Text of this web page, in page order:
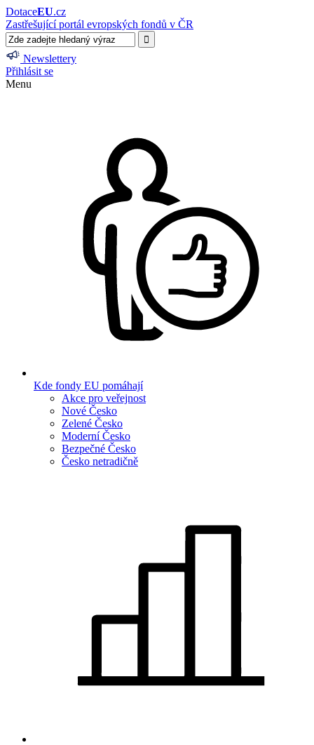
DotaceEU.cz
Zastřešující portál evropských fondů v ČR
Newslettery
Přihlásit se
Menu
Kde fondy EU pomáhají
Akce pro veřejnost
Nové Česko
Zelené Česko
Moderní Česko
Bezpečné Česko
Česko netradičně